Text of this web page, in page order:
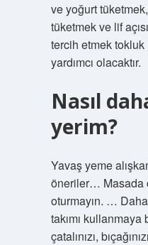
ve yoğurt
tüketmek ve lif
tercih etmek
yardımcı olacaktır.
Nasıl
yerim?
Yavaş yeme
öneriler… Masada
oturmayın. …
takımı
çatalınızı,